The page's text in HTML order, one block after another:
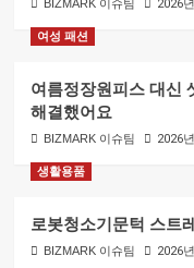
BIZMARK 이슈팀 2026
여성 패션
여름정장원피스 대신
해결했어요
BIZMARK 이슈팀 2026
생활용품
로봇청소기문턱 스트
BIZMARK 이슈팀 2026